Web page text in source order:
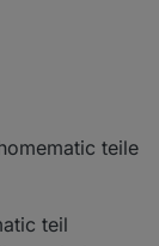
15:42
teile
teil